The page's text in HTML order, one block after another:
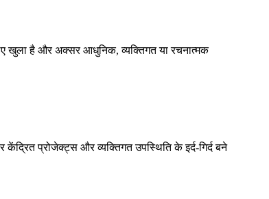
खुला है और अक्सर आधुनिक, व्यक्तिगत या रचनात्मक
प्रोजेक्ट्स और व्यक्तिगत उपस्थिति के इर्द-गिर्द बने